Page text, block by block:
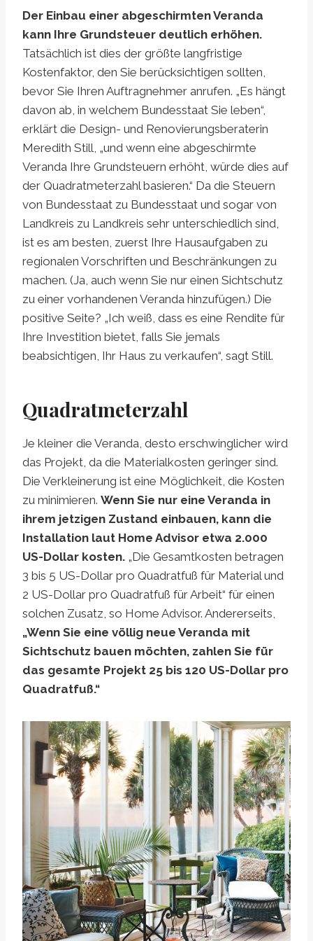
Der Einbau einer abgeschirmten Veranda
kann Ihre Grundsteuer deutlich erhöhen.
Tatsächlich ist dies der größte langfristige
Kostenfaktor, den Sie berücksichtigen sollten,
bevor Sie Ihren Auftragnehmer anrufen. „Es hängt
davon ab, in welchem ​​Bundesstaat Sie leben“,
erklärt die Design- und Renovierungsberaterin
Meredith Still, „und wenn eine abgeschirmte
Veranda Ihre Grundsteuern erhöht, würde dies auf
der Quadratmeterzahl basieren.“ Da die Steuern
von Bundesstaat zu Bundesstaat und sogar von
Landkreis zu Landkreis sehr unterschiedlich sind,
ist es am besten, zuerst Ihre Hausaufgaben zu
regionalen Vorschriften und Beschränkungen zu
machen. (Ja, auch wenn Sie nur einen Sichtschutz
zu einer vorhandenen Veranda hinzufügen.) Die
positive Seite? „Ich weiß, dass es eine Rendite für
Ihre Investition bietet, falls Sie jemals
beabsichtigen, Ihr Haus zu verkaufen“, sagt Still.
Quadratmeterzahl
Je kleiner die Veranda, desto erschwinglicher wird
das Projekt, da die Materialkosten geringer sind.
Die Verkleinerung ist eine Möglichkeit, die Kosten
zu minimieren. Wenn Sie nur eine Veranda in
ihrem jetzigen Zustand einbauen, kann die
Installation laut Home Advisor etwa 2.000
US-Dollar kosten. „Die Gesamtkosten betragen
3 bis 5 US-Dollar pro Quadratfuß für Material und
2 US-Dollar pro Quadratfuß für Arbeit“ für einen
solchen Zusatz, so Home Advisor. Andererseits,
„Wenn Sie eine völlig neue Veranda mit
Sichtschutz bauen möchten, zahlen Sie für
das gesamte Projekt 25 bis 120 US-Dollar pro
Quadratfuß.“